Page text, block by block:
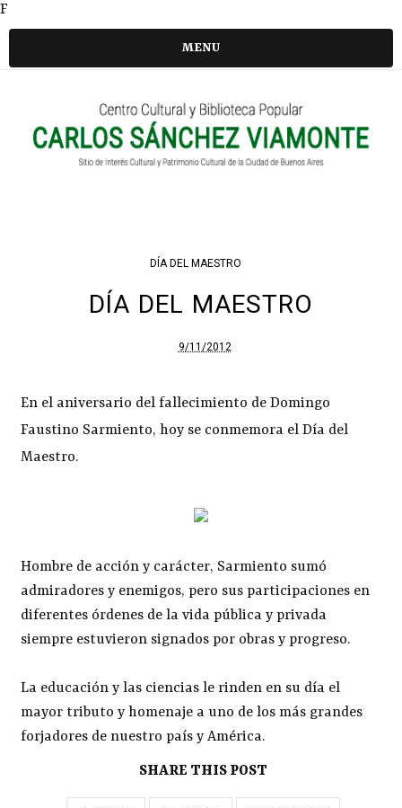
F
MENU
DÍA DEL MAESTRO
DÍA DEL MAESTRO
9/11/2012
En el aniversario del fallecimiento de Domingo
Faustino Sarmiento, hoy se conmemora el Día del
Maestro.
Hombre de acción y carácter, Sarmiento sumó
admiradores y enemigos, pero sus participaciones en
diferentes órdenes de la vida pública y privada
siempre estuvieron signados por obras y progreso.
La educación y las ciencias le rinden en su día el
mayor tributo y homenaje a uno de los más grandes
forjadores de nuestro país y América.
SHARE THIS POST